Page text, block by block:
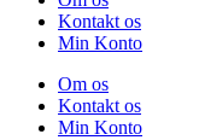
Kontakt os
Min Konto
Om os
Kontakt os
Min Konto